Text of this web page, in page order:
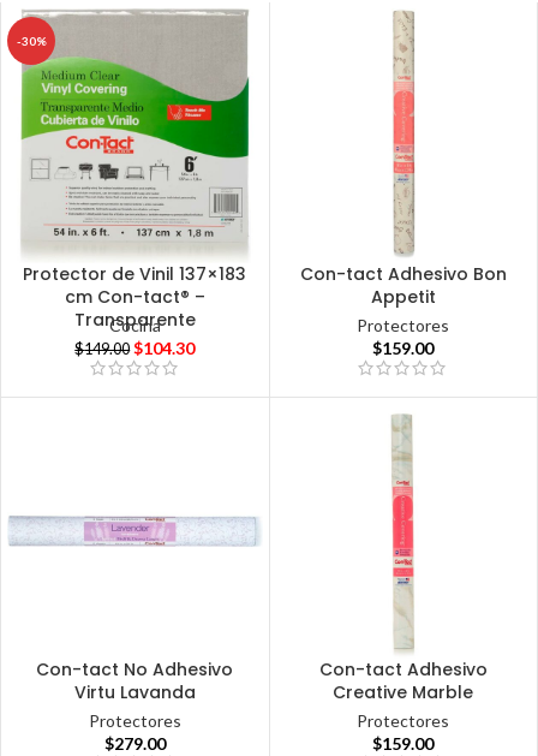
-30%
Protector de Vinil 137×183
cm Con-tact® –
Transparente
Cocina
$149.00 $104.30
Con-tact Adhesivo Bon
Appetit
Protectores
$159.00
Con-tact No Adhesivo
Virtu Lavanda
Protectores
$279.00
Con-tact Adhesivo
Creative Marble
Protectores
$159.00